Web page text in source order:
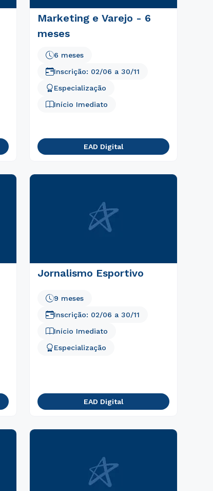
Marketing e Varejo - 6
meses
6 meses
Especialização
Início Imediato
Inscrição: 02/06 a 30/11
EAD Digital
Jornalismo Esportivo
Início Imediato
9 meses
Especialização
Inscrição: 02/06 a 30/11
EAD Digital